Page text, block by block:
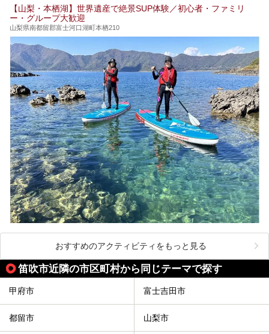
【山梨・本栖湖】世界遺産で絶景SUP体験／初心者・ファミリ
ー・グループ大歓迎
山梨県南都留郡富士河口湖町本栖210
おすすめのアクティビティをもっと見る
笛吹市近隣の市区町村から同じテーマで探す
甲府市 富士吉田市
都留市 山梨市